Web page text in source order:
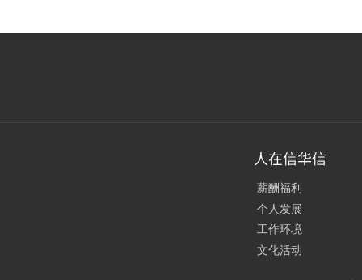
人在信华信
薪酬福利
个人发展
工作环境
文化活动